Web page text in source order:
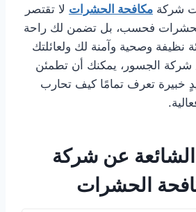
شركة مكافحة الحشرات لا تقتصر
فحسب، بل تضمن لك راحة
نظيفة وصحية وآمنة لك ولعائلتك
الجسور، يمكنك أن تطمئن
خبيرة تعرف تمامًا كيف تحارب
الشائعة عن شركة
الحشرات